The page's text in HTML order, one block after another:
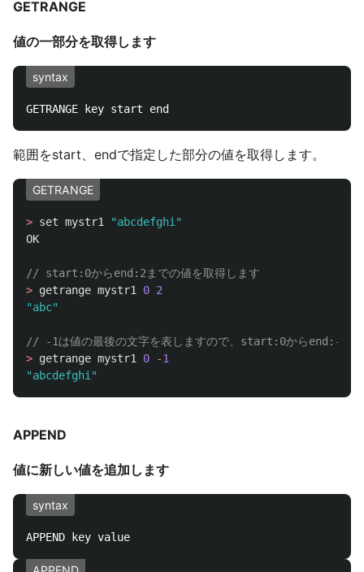
GETRANGE
値の一部分を取得します
syntax
範囲をstart、endで指定した部分の値を取得します。
GETRANGE
> set mystr1
"abcdefghi"
OK
// start:0からend:2までの値を取得します
> getrange mystr1 0 2
"abc"
// -1は値の最後の文字を表しますので、start:0からend:-1は
> getrange mystr1 0 -1
"abcdefghi"
APPEND
値に新しい値を追加します
syntax